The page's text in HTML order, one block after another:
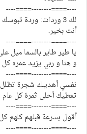
----====--------====----
لك 3 وردات: وردة
أنت بخير.
----====--------====----
يا طير طاير بالسما ميل
و هنا و ربي يزيد عمره
----====--------====----
نفسي أهديلك شجرة
تعطيك أحلى ثمرة كل
----====--------====----
أقول بسرعة قبلهم كلهم
----====--------====----